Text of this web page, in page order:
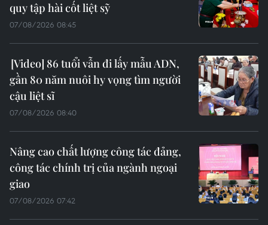
quy tập hài cốt liệt sỹ
07/08/2026 08:45
86 tuổi vẫn đi lấy mẫu ADN,
gần 80 năm nuôi hy vọng tìm người
cậu liệt sĩ
07/08/2026 08:40
Nâng cao chất lượng công tác đảng,
công tác chính trị của ngành ngoại
giao
07/08/2026 07:42